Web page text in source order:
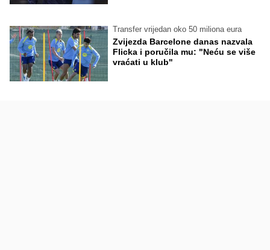
Transfer vrijedan oko 50 miliona eura
Zvijezda Barcelone danas nazvala
Flicka i poručila mu: "Neću se više
vraćati u klub"